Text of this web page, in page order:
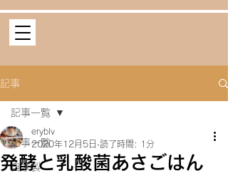
記事
記事一覧
自家製
記事一覧
発酵と乳酸菌あさごはん
eryblv
2020年12月5日 読了時間: 1分